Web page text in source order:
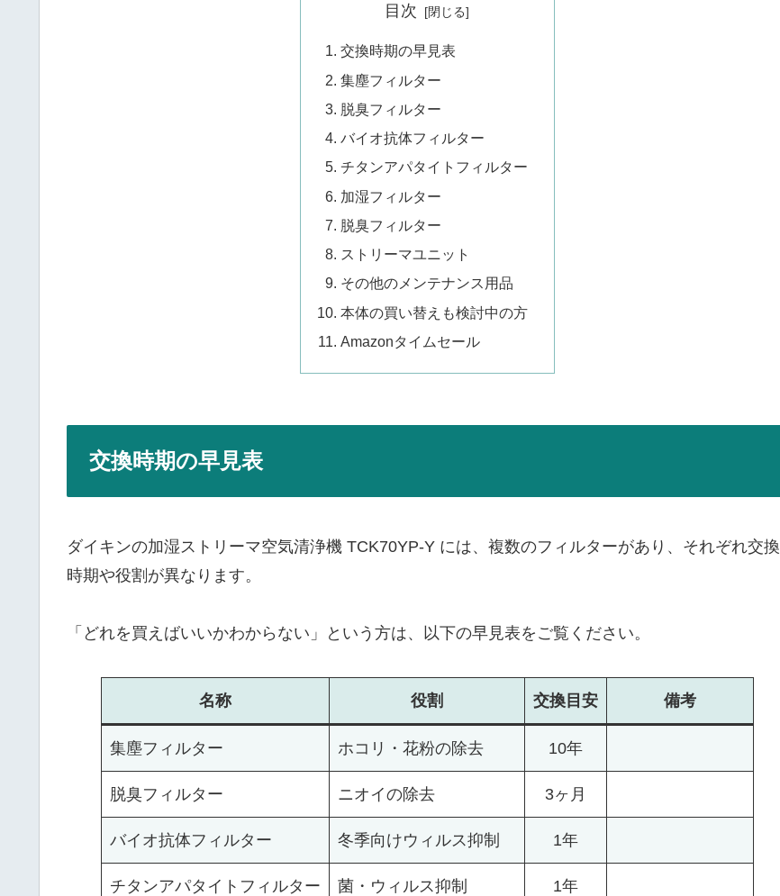
目次
交換時期の早見表
集塵フィルター
脱臭フィルター
バイオ抗体フィルター
チタンアパタイトフィルター
加湿フィルター
脱臭フィルター
ストリーマユニット
その他のメンテナンス用品
本体の買い替えも検討中の方
Amazonタイムセール
交換時期の早見表
ダイキンの加湿ストリーマ空気清浄機 TCK70YP-Y には、複数のフィルターがあり、それぞれ交換
時期や役割が異なります。
「どれを買えばいいかわからない」という方は、以下の早見表をご覧ください。
名称 役割 交換目安 備考
集塵フィルター ホコリ・花粉の除去 10年
脱臭フィルター ニオイの除去 3ヶ月
バイオ抗体フィルター 冬季向けウィルス抑制 1年
チタンアパタイトフィルター 菌・ウィルス抑制 1年